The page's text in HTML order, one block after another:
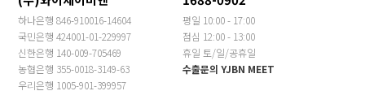
하나은행 846-910016-14604
국민은행 424001-01-229997
신한은행 140-009-705469
농협은행 355-0018-3149-63
우리은행 1005-901-399957
평일 10:00 - 17:00
점심 12:00 - 13:00
휴일 토/일/공휴일
수출문의 YJBN MEET